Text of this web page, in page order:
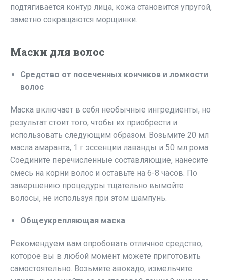
подтягивается контур лица, кожа становится упругой,
заметно сокращаются морщинки.
Маски для волос
Средство от посеченных кончиков и ломкости
волос
Маска включает в себя необычные ингредиенты, но
результат стоит того, чтобы их приобрести и
использовать следующим образом. Возьмите 20 мл
масла амаранта, 1 г эссенции лаванды и 50 мл рома.
Соедините перечисленные составляющие, нанесите
смесь на корни волос и оставьте на 6-8 часов. По
завершению процедуры тщательно вымойте
волосы, не используя при этом шампунь.
Общеукрепляющая маска
Рекомендуем вам опробовать отличное средство,
которое вы в любой момент можете приготовить
самостоятельно. Возьмите авокадо, измельчите